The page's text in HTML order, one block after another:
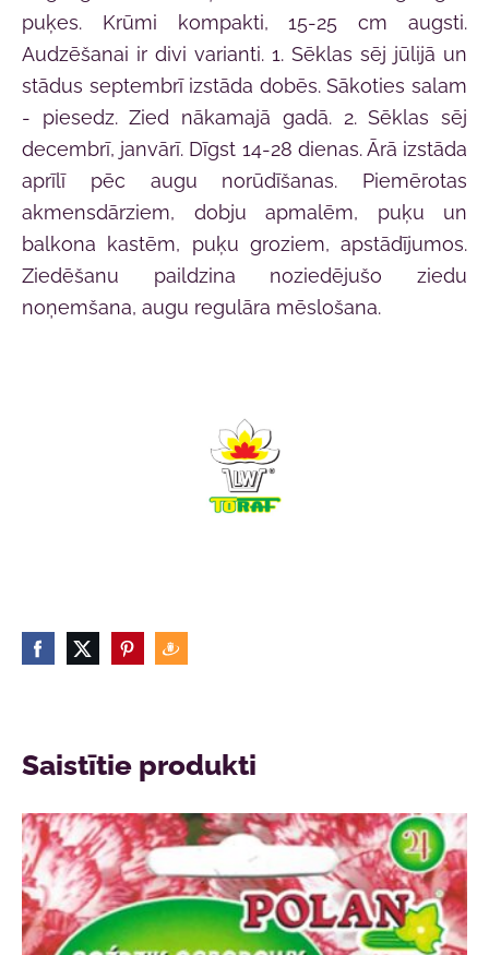
puķes. Krūmi kompakti, 15-25 cm augsti.
Audzēšanai ir divi varianti. 1. Sēklas sēj jūlijā un
stādus septembrī izstāda dobēs. Sākoties salam
- piesedz. Zied nākamajā gadā. 2. Sēklas sēj
decembrī, janvārī. Dīgst 14-28 dienas. Ārā izstāda
aprīlī pēc augu norūdīšanas. Piemērotas
akmensdārziem, dobju apmalēm, puķu un
balkona kastēm, puķu groziem, apstādījumos.
Ziedēšanu paildzina noziedējušo ziedu
noņemšana, augu regulāra mēslošana.
Saistītie produkti